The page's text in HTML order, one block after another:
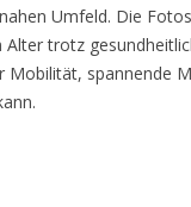
Umfeld. Die
trotz
Mobilität, spannende